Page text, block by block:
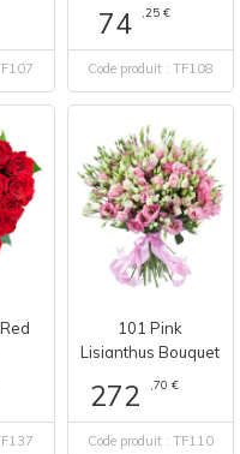
74 ,25 €
Code produit : TF108
101 Pink
Lisianthus Bouquet
272 ,70 €
Code produit : TF110